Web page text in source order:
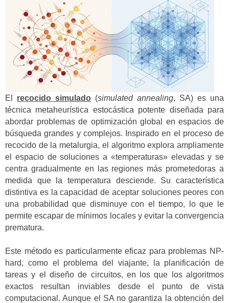
El recocido simulado (simulated annealing, SA) es una
técnica metaheurística estocástica potente diseñada para
abordar problemas de optimización global en espacios de
búsqueda grandes y complejos. Inspirado en el proceso de
recocido de la metalurgia, el algoritmo explora ampliamente
el espacio de soluciones a «temperaturas» elevadas y se
centra gradualmente en las regiones más prometedoras a
medida que la temperatura desciende. Su característica
distintiva es la capacidad de aceptar soluciones peores con
una probabilidad que disminuye con el tiempo, lo que le
permite escapar de mínimos locales y evitar la convergencia
prematura.
Este método es particularmente eficaz para problemas NP-
hard, como el problema del viajante, la planificación de
tareas y el diseño de circuitos, en los que los algoritmos
exactos resultan inviables desde el punto de vista
computacional. Aunque el SA no garantiza la obtención del